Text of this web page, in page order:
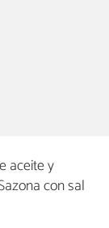
aceite y
con sal